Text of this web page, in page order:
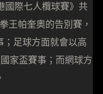
國際七人欖球賽》共
王帕奎奧的告別賽，
足球方面就會以高
家盃賽事；而網球方